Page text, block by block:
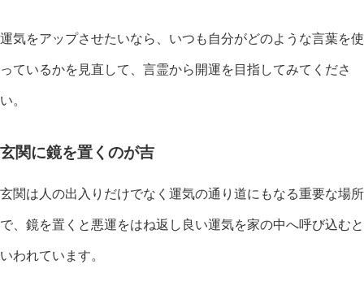
運気をアップさせたいなら、いつも自分がどのような言葉を使
っているかを見直して、言霊から開運を目指してみてくださ
い。
玄関に鏡を置くのが吉
玄関は人の出入りだけでなく運気の通り道にもなる重要な場所
で、鏡を置くと悪運をはね返し良い運気を家の中へ呼び込むと
いわれています。